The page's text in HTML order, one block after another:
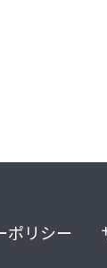
ポリシー